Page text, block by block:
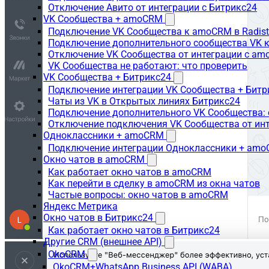
Отключение Авито от интеграции с Битрикс24
VK Сообщества + amoCRM
Подключение VK Сообщества к amoCRM в
Подключение дополнительного сообщества VK
Отключение VK Сообщества от интеграции с
VK Сообщества не работают: что проверить
VK Сообщества + Битрикс24
Подключение интеграции VK Сообщества +
Чаты из VK в Открытых линиях Битрикс24
Подключение дополнительного VK
Отключение подключения VK Сообщества от
Одноклассники + amoCRM
Подключение интеграции Одноклассники +
Окно чатов в amoCRM
Как работает окно чатов в amoCRM
Как перейти в сделку в amoCRM из окна чатов
Частые вопросы: окно чатов в amoCRM
Яндекс Метрика
Окно чатов в Битрикс24
Как работает окно чатов в Битрикс24
Другие CRM (внешнее API)
OkoCRM